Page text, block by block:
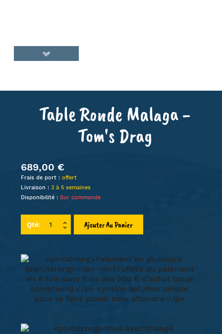
Table Ronde Malaga -
Tom's Drag
689,00 €
Frais de port : offert
Livraison : 3 à 5 semaines
Disponibilité : Sur commande
Qté: Ajouter Au Panier